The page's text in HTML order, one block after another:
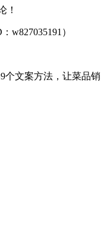
！
w827035191）